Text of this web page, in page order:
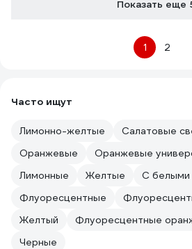
Показать еще
1 2
Часто ищут
Лимонно-желтые
Салатовые
Оранжевые
Оранжевые
Лимонные
Желтые
С белыми
Флуоресцентные
Желтый
Флуоресцентные
Черные